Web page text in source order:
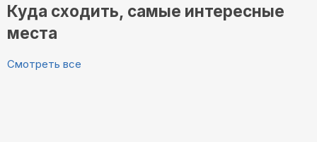
Куда сходить, самые интересные
места
Смотреть все